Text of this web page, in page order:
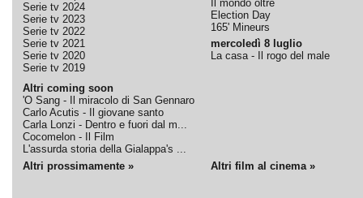
Serie tv 2024
Serie tv 2023
Serie tv 2022
Serie tv 2021
Serie tv 2020
Serie tv 2019
Altri coming soon
'O Sang - Il miracolo di San Gennaro
Carlo Acutis - Il giovane santo
Carla Lonzi - Dentro e fuori dal m...
Cocomelon - Il Film
L'assurda storia della Gialappa's ...
Il mondo oltre
Election Day
165' Mineurs
mercoledì 8 luglio
La casa - Il rogo del male
Altri prossimamente » Altri film al cinema »